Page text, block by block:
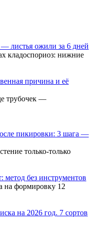
листья ожили за 6 дней
кладоспориоз: нижние
причина и её
трубочек —
пикировки: 3 шага —
только-только
метод без инструментов
на формировку 12
на 2026 год. 7 сортов